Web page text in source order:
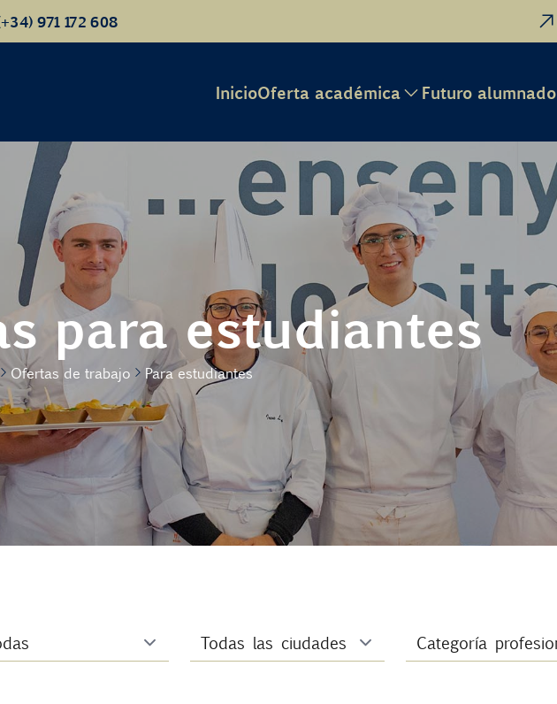
971 172 608
InicioOferta académica Futuro alumnado
para estudiantes
Ofertas de trabajo Para estudiantes